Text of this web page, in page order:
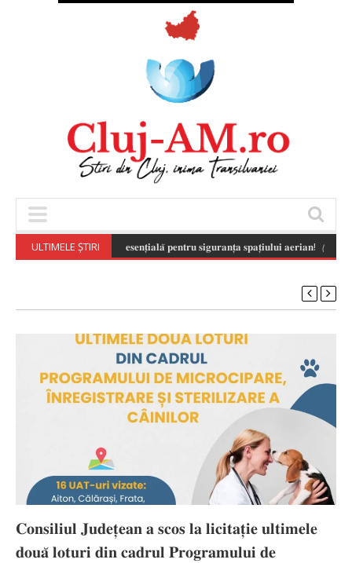
ULTIMELE ȘTIRI
𝐚 𝐝𝐫𝐨𝐧𝐞𝐥𝐨𝐫 𝐞𝐬𝐭𝐞 𝐞𝐬𝐞𝐧𝐭̦𝐢𝐚𝐥𝐚̆ 𝐩𝐞𝐧𝐭𝐫𝐮 𝐬𝐢𝐠𝐮𝐫𝐚𝐧𝐭̦𝐚 𝐬𝐩𝐚𝐭̦𝐢𝐮𝐥𝐮𝐢 𝐚𝐞𝐫𝐢𝐚𝐧! (August 7,
𝐂𝐨𝐧𝐬𝐢𝐥𝐢𝐮𝐥 𝐉𝐮𝐝𝐞𝐭̦𝐞𝐚𝐧 𝐚 𝐬𝐜𝐨𝐬 𝐥𝐚 𝐥𝐢𝐜𝐢𝐭𝐚𝐭̦𝐢𝐞 𝐮𝐥𝐭𝐢𝐦𝐞𝐥𝐞
𝐝𝐨𝐮𝐚̆ 𝐥𝐨𝐭𝐮𝐫𝐢 𝐝𝐢𝐧 𝐜𝐚𝐝𝐫𝐮𝐥 𝐏𝐫𝐨𝐠𝐫𝐚𝐦𝐮𝐥𝐮𝐢 𝐝𝐞